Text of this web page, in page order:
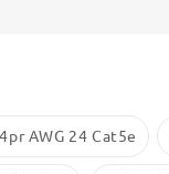
AWG 24 Cat5e